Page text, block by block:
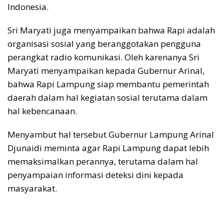
Indonesia.
Sri Maryati juga menyampaikan bahwa Rapi adalah
organisasi sosial yang beranggotakan pengguna
perangkat radio komunikasi. Oleh karenanya Sri
Maryati menyampaikan kepada Gubernur Arinal,
bahwa Rapi Lampung siap membantu pemerintah
daerah dalam hal kegiatan sosial terutama dalam
hal kebencanaan.
Menyambut hal tersebut Gubernur Lampung Arinal
Djunaidi meminta agar Rapi Lampung dapat lebih
memaksimalkan perannya, terutama dalam hal
penyampaian informasi deteksi dini kepada
masyarakat.